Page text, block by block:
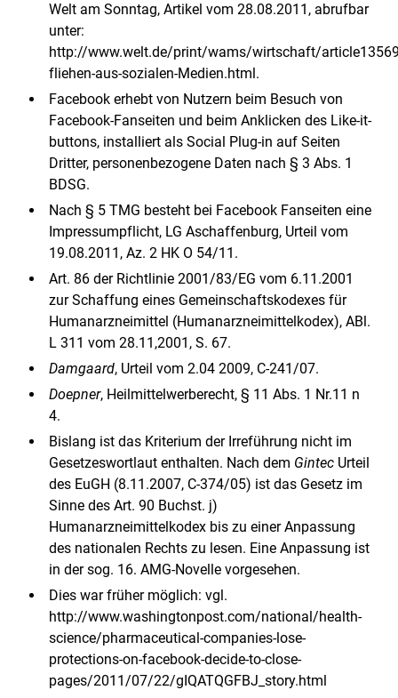
Welt am Sonntag, Artikel vom 28.08.2011, abrufbar
unter:
http://www.welt.de/print/wams/wirtschaft/
fliehen-aus-sozialen-Medien.html.
Facebook erhebt von Nutzern beim Besuch von
Facebook-Fanseiten und beim Anklicken des Like-it-
buttons, installiert als Social Plug-in auf Seiten
Dritter, personenbezogene Daten nach § 3 Abs. 1
BDSG.
Nach § 5 TMG besteht bei Facebook Fanseiten eine
Impressumpflicht, LG Aschaffenburg, Urteil vom
19.08.2011, Az. 2 HK O 54/11.
Art. 86 der Richtlinie 2001/83/EG vom 6.11.2001
zur Schaffung eines Gemeinschaftskodexes für
Humanarzneimittel (Humanarzneimittelkodex), ABl.
L 311 vom 28.11,2001, S. 67.
Damgaard, Urteil vom 2.04 2009, C-241/07.
Doepner, Heilmittelwerberecht, § 11 Abs. 1 Nr.11 n
4.
Bislang ist das Kriterium der Irreführung nicht im
Gesetzeswortlaut enthalten. Nach dem Gintec Urteil
des EuGH (8.11.2007, C-374/05) ist das Gesetz im
Sinne des Art. 90 Buchst. j)
Humanarzneimittelkodex bis zu einer Anpassung
des nationalen Rechts zu lesen. Eine Anpassung ist
in der sog. 16. AMG-Novelle vorgesehen.
Dies war früher möglich: vgl.
http://www.washingtonpost.com/national/health-
science/pharmaceutical-companies-lose-
protections-on-facebook-decide-to-close-
pages/2011/07/22/gIQATQGFBJ_story.html